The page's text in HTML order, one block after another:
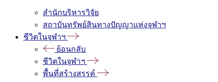
สำนักบริหารวิจัย
สถาบันทรัพย์สินทางปัญญาแห่งจุฬาฯ
ชีวิตในจุฬาฯ
ย้อนกลับ
ชีวิตในจุฬาฯ
พื้นที่สร้างสรรค์